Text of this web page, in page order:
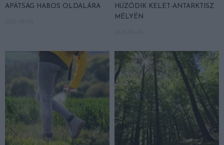
APÁTSÁG HABOS OLDALÁRA
HÚZÓDIK KELET-ANTARKTISZ
MÉLYÉN